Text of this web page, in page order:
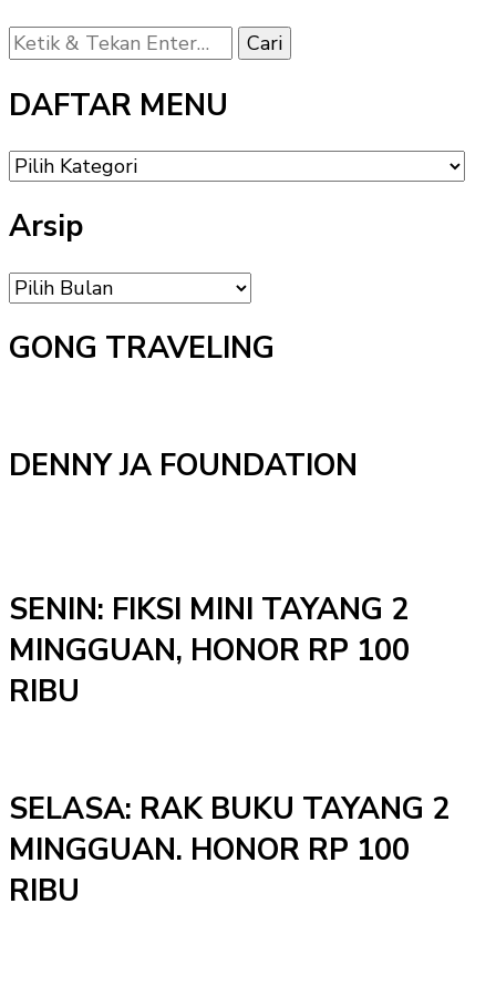
Mencari
Sesuatu?
DAFTAR MENU
DAFTAR
MENU
Arsip
Arsip
GONG TRAVELING
DENNY JA FOUNDATION
SENIN: FIKSI MINI TAYANG 2
MINGGUAN, HONOR RP 100
RIBU
SELASA: RAK BUKU TAYANG 2
MINGGUAN. HONOR RP 100
RIBU